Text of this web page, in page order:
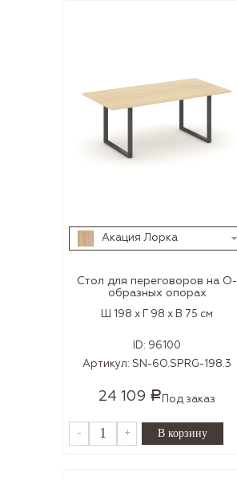
Акация Лорка
Стол для переговоров на О-
образных опорах
Ш 198 x Г 98 x В 75 см
ID: 96100
Артикул: SN-6O.SPRG-198.3
24 109 Р Под заказ
- +